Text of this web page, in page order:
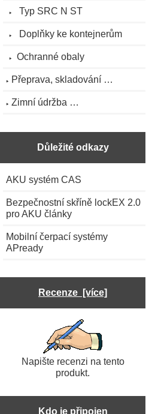
Typ SRC N ST
Doplňky ke kontejnerům
Ochranné obaly
Přeprava, skladování …
Zimní údržba …
Důležité odkazy
AKU systém CAS
Bezpečnostní skříně lockEX 2.0
pro AKU články
Mobilní čerpací systémy
APready
Recenze [více]
Napište recenzi na tento
produkt.
Kdo je připojen